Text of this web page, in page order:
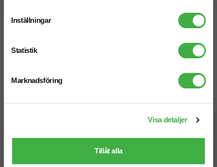
Inställningar
Statistik
Marknadsföring
Visa detaljer
Tillåt alla
Designskiss inom 1 h
Fri offert